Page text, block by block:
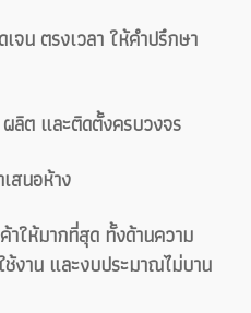
เจน ตรงเวลา ให้คำปรึกษา
ผลิต และติดตั้งครบวงจร
สนอห้าง
าให้มากที่สุด ทั้งด้านความ
งาน และงบประมาณไม่บาน